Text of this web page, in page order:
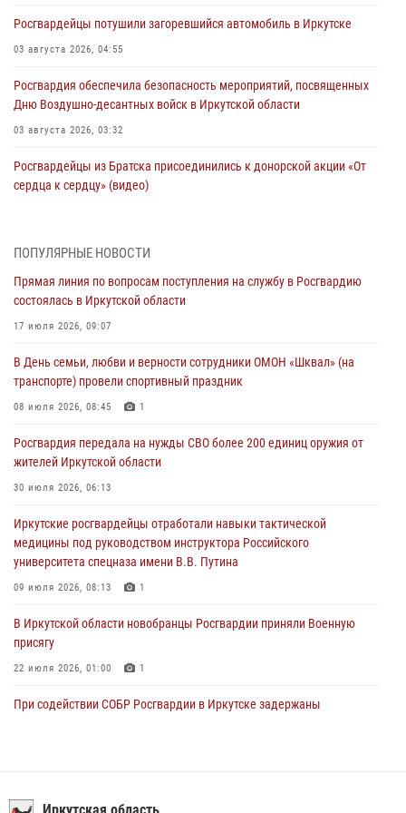
Росгвардейцы потушили загоревшийся автомобиль в Иркутске
03 августа 2026, 04:55
Росгвардия обеспечила безопасность мероприятий, посвященных
Дню Воздушно-десантных войск в Иркутской области
03 августа 2026, 03:32
Росгвардейцы из Братска присоединились к донорской акции «От
сердца к сердцу» (видео)
Сотрудники Росгвардии нашли и вернули родственникам
30 июля 2026, 07:37
Росгвардия передала на нужды СВО более 200 единиц оружия от
30 июля 2026, 06:13
При силовой поддержке СОБР Росгвардии в Иркутской области
30 июля 2026, 04:19
В честь 10-летия Росгвардии сотрудники вневедомственной охраны
в ведомстве
29 июля 2026, 03:44 2
ПОПУЛЯРНЫЕ НОВОСТИ
Прямая линия по вопросам поступления на службу в Росгвардию
состоялась в Иркутской области
17 июля 2026, 09:07
В День семьи, любви и верности сотрудники ОМОН «Шквал» (на
транспорте) провели спортивный праздник
08 июля 2026, 08:45 1
Росгвардия передала на нужды СВО более 200 единиц оружия от
жителей Иркутской области
30 июля 2026, 06:13
Иркутские росгвардейцы отработали навыки тактической
медицины под руководством инструктора Российского
университета спецназа имени В.В. Путина
09 июля 2026, 08:13 1
В Иркутской области новобранцы Росгвардии приняли Военную
присягу
22 июля 2026, 01:00 1
При содействии СОБР Росгвардии в Иркутске задержаны
антитеррористической защищенности для полицейских из Иркутска
Иркутская область